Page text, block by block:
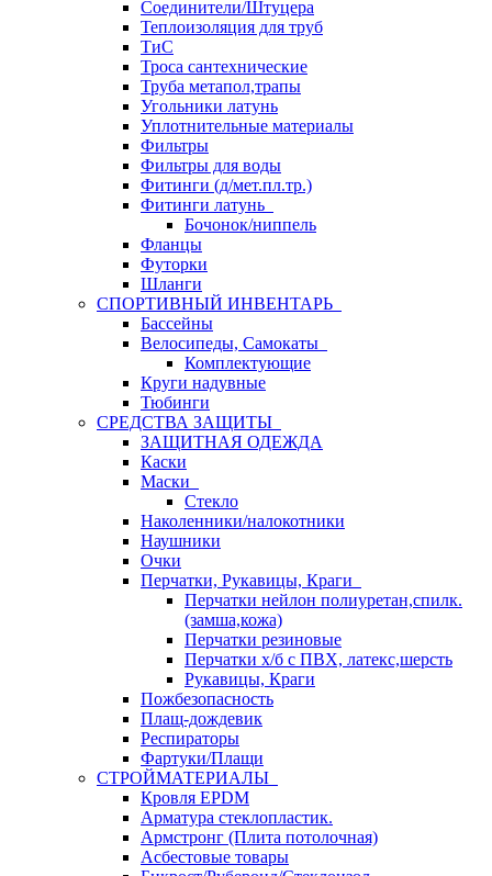
Соединители/Штуцера
Теплоизоляция для труб
ТиС
Троса сантехнические
Труба метапол,трапы
Угольники латунь
Уплотнительные материалы
Фильтры
Фильтры для воды
Фитинги (д/мет.пл.тр.)
Фитинги латунь
Бочонок/ниппель
Фланцы
Футорки
Шланги
СПОРТИВНЫЙ ИНВЕНТАРЬ
Бассейны
Велосипеды, Самокаты
Комплектующие
Круги надувные
Тюбинги
СРЕДСТВА ЗАЩИТЫ
ЗАЩИТНАЯ ОДЕЖДА
Каски
Маски
Стекло
Наколенники/налокотники
Наушники
Очки
Перчатки, Рукавицы, Краги
Перчатки нейлон полиуретан,спилк.
(замша,кожа)
Перчатки резиновые
Перчатки х/б с ПВХ, латекс,шерсть
Рукавицы, Краги
Пожбезопасность
Плащ-дождевик
Респираторы
Фартуки/Плащи
СТРОЙМАТЕРИАЛЫ
Кровля ЕРDM
Арматура стеклопластик.
Армстронг (Плита потолочная)
Асбестовые товары